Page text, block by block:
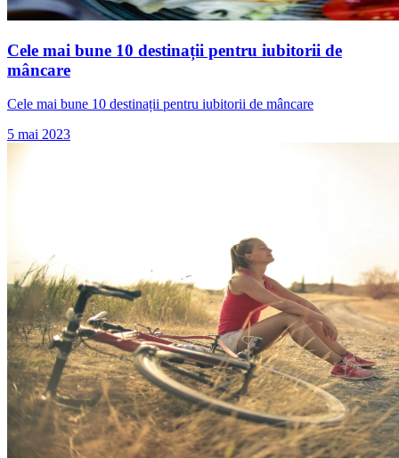
Cele mai bune 10 destinații pentru iubitorii de
mâncare
Cele mai bune 10 destinații pentru iubitorii de mâncare
5 mai 2023